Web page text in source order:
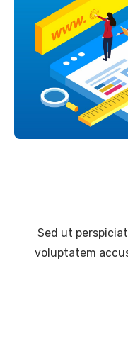
Sed ut
voluptatem